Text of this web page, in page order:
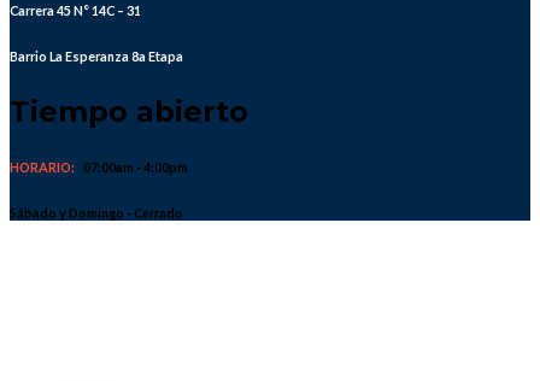
Carrera 45 N° 14C – 31
Barrio La Esperanza 8a Etapa
Tiempo abierto
HORARIO: 07:00am - 4:00pm
Sábado y Domingo - Cerrado